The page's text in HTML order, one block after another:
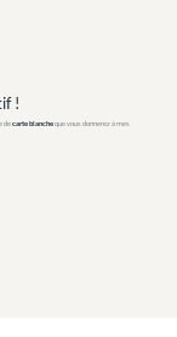
!
decarte blancheque vous donnerez à mes